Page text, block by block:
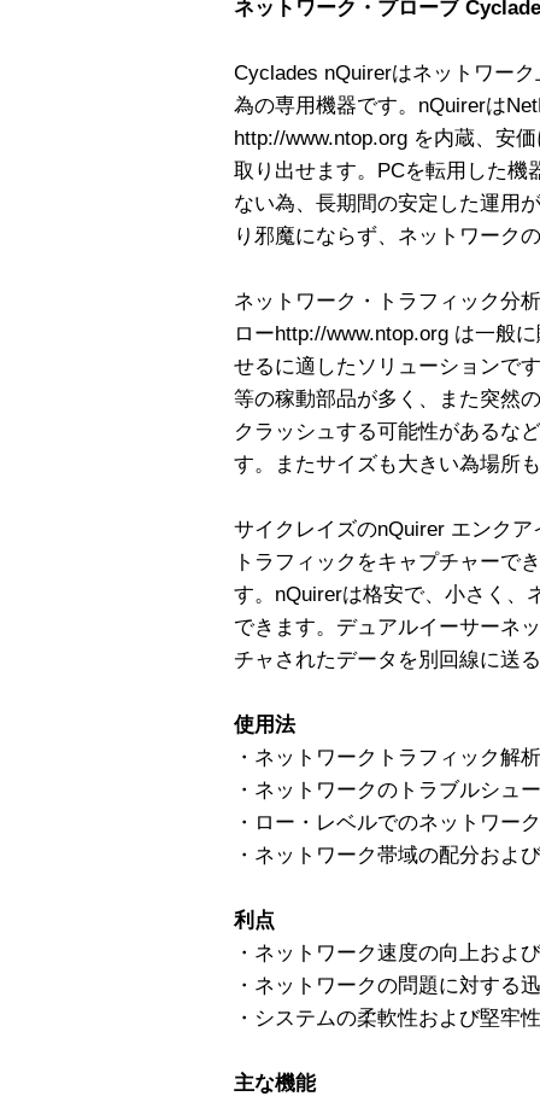
ネットワーク・プローブ
Cyclades nQuirerはネットワー
為の専用機器です。nQuirerは
http://www.ntop.org を内蔵、安
取り出せます。PCを転用した機
ない為、長期間の安定した運用
り邪魔にならず、ネットワーク
ネットワーク・トラフィック分
ローhttp://www.ntop.org は一般
せるに適したソリューションで
等の稼動部品が多く、また突然
クラッシュする可能性があるな
す。またサイズも大きい為場所
サイクレイズのnQuirer エンク
トラフィックをキャプチャーで
す。nQuirerは格安で、小さく、
できます。デュアルイーサーネ
チャされたデータを別回線に送
使用法
・ネットワークトラフィック解
・ネットワークのトラブルシュ
・ロー・レベルでのネットワー
・ネットワーク帯域の配分およ
利点
・ネットワーク速度の向上およ
・ネットワークの問題に対する
・システムの柔軟性および堅牢
主な機能